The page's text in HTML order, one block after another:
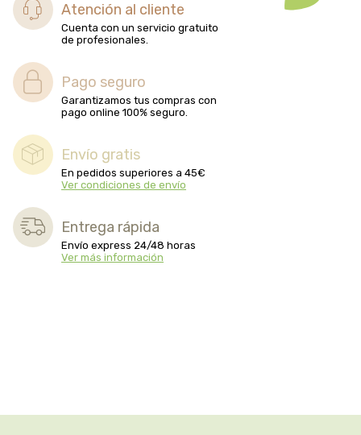
Atención al cliente
Cuenta con un servicio gratuito
de profesionales.
Pago seguro
Garantizamos tus compras con
pago online 100% seguro.
Envío gratis
En pedidos superiores a 45€
Ver condiciones de envío
Entrega rápida
Envío express 24/48 horas
Ver más información